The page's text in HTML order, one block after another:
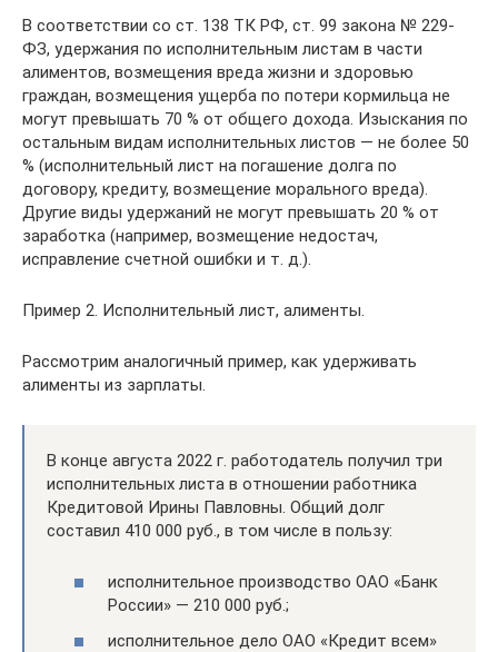
В соответствии со ст. 138 ТК РФ, ст. 99 закона № 229-
ФЗ, удержания по исполнительным листам в части
алиментов, возмещения вреда жизни и здоровью
граждан, возмещения ущерба по потери кормильца не
могут превышать 70 % от общего дохода. Изыскания по
остальным видам исполнительных листов — не более 50
% (исполнительный лист на погашение долга по
договору, кредиту, возмещение морального вреда).
Другие виды удержаний не могут превышать 20 % от
заработка (например, возмещение недостач,
исправление счетной ошибки и т. д.).
Пример 2. Исполнительный лист, алименты.
Рассмотрим аналогичный пример, как удерживать
алименты из зарплаты.
В конце августа 2022 г. работодатель получил три
исполнительных листа в отношении работника
Кредитовой Ирины Павловны. Общий долг
составил 410 000 руб., в том числе в пользу:
исполнительное производство ОАО «Банк
России» — 210 000 руб.;
исполнительное дело ОАО «Кредит всем»